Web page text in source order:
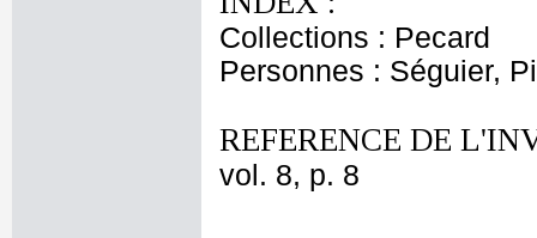
Collections : Pecard
Personnes : Séguier,
REFERENCE DE
vol. 8, p. 8